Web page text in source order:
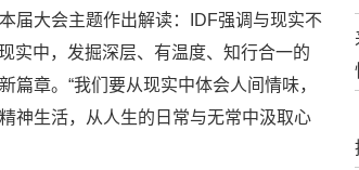
届大会主题作出解读：IDF强调与现实不
实中，发掘深层、有温度、知行合一的
章。“我们要从现实中体会人间情味，
神生活，从人生的日常与无常中汲取心